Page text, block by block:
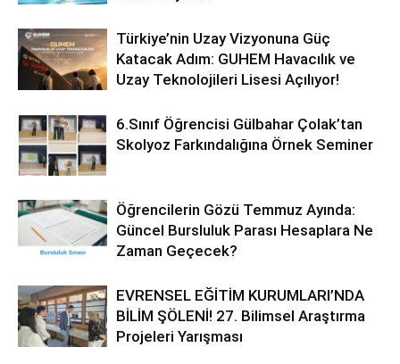
Türkiye’nin Uzay Vizyonuna Güç
Katacak Adım: GUHEM Havacılık ve
Uzay Teknolojileri Lisesi Açılıyor!
6.Sınıf Öğrencisi Gülbahar Çolak’tan
Skolyoz Farkındalığına Örnek Seminer
Öğrencilerin Gözü Temmuz Ayında:
Güncel Bursluluk Parası Hesaplara Ne
Zaman Geçecek?
EVRENSEL EĞİTİM KURUMLARI’NDA
BİLİM ŞÖLENİ! 27. Bilimsel Araştırma
Projeleri Yarışması